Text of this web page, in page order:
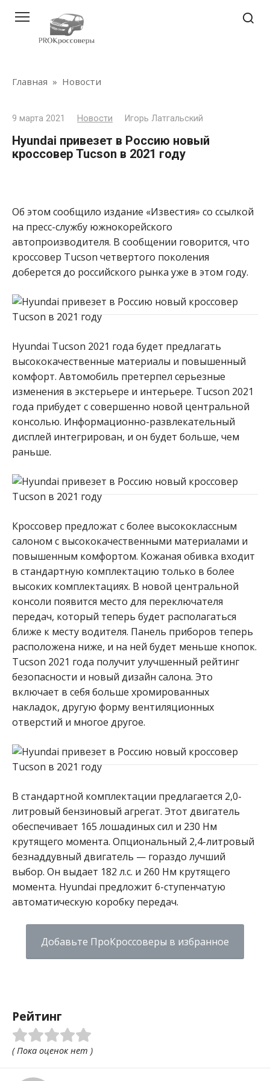
контенту
Главная » Новости
9 марта 2021 Новости Игорь Латгальский
Hyundai привезет в Россию новый
кроссовер Tucson в 2021 году
Об этом сообщило издание «Известия» со ссылкой
на пресс-службу южнокорейского
автопроизводителя. В сообщении говорится, что
кроссовер Tucson четвертого поколения
доберется до российского рынка уже в этом году.
Hyundai Tucson 2021 года будет предлагать
высококачественные материалы и повышенный
комфорт. Автомобиль претерпел серьезные
изменения в экстерьере и интерьере. Tucson 2021
года прибудет с совершенно новой центральной
консолью. Информационно-развлекательный
дисплей интегрирован, и он будет больше, чем
раньше.
Кроссовер предложат с более высококлассным
салоном с высококачественными материалами и
повышенным комфортом. Кожаная обивка входит
в стандартную комплектацию только в более
высоких комплектациях. В новой центральной
консоли появится место для переключателя
передач, который теперь будет располагаться
ближе к месту водителя. Панель приборов теперь
расположена ниже, и на ней будет меньше кнопок.
Tucson 2021 года получит улучшенный рейтинг
безопасности и новый дизайн салона. Это
включает в себя больше хромированных
накладок, другую форму вентиляционных
отверстий и многое другое.
В стандартной комплектации предлагается 2,0-
литровый бензиновый агрегат. Этот двигатель
обеспечивает 165 лошадиных сил и 230 Нм
крутящего момента. Опциональный 2,4-литровый
безнаддувный двигатель — гораздо лучший
выбор. Он выдает 182 л.с. и 260 Нм крутящего
момента. Hyundai предложит 6-ступенчатую
автоматическую коробку передач.
Добавьте ПроКроссоверы в избранное
Рейтинг
( Пока оценок нет )